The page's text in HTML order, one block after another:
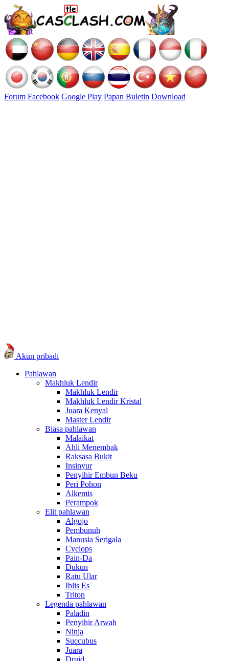
Forum Facebook Google Play Papan Buletin Download
Akun pribadi
Pahlawan
Makhluk Lendir
Makhluk Lendir
Makhluk Lendir Kristal
Juara Kenyal
Master Lendir
Biasa pahlawan
Malaikat
Ahli Menembak
Raksasa Bukit
Insinyur
Penyihir Embun Beku
Peri Pohon
Alkemis
Perampok
Elit pahlawan
Algojo
Pembunuh
Manusia Serigala
Cyclops
Pain-Da
Dukun
Ratu Ular
Iblis Es
Triton
Legenda pahlawan
Paladin
Penyihir Arwah
Ninja
Succubus
Juara